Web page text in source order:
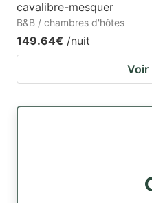
cavalibre-mesquer
B&B / chambres d'hôtes
149.64€ /nuit
Voir